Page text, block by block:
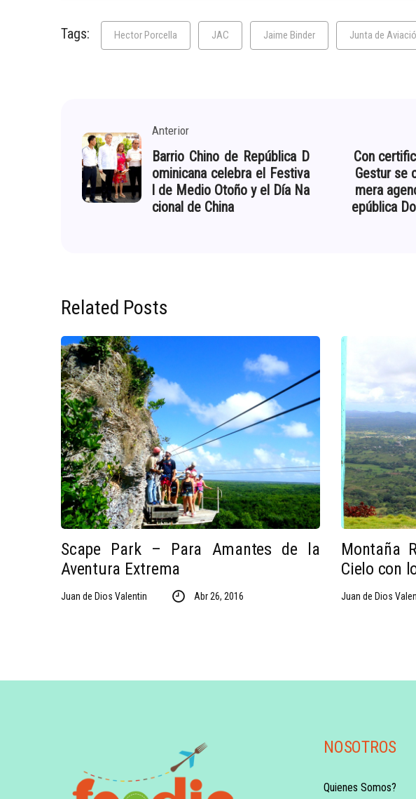
Tags: Hector Porcella JAC Jaime Binder Junta de
Anterior
Barrio Chino de República D
ominicana celebra el Festiva
l de Medio Otoño y el Día Na
cional de China
Con
Gestur se
mera
epública
Related Posts
Scape Park – Para Amantes de la
Aventura Extrema
Juan de Dios Valentin Abr 26, 2016
Montaña
Cielo con
Juan de Dios
NOSOTROS
Quienes Somos?